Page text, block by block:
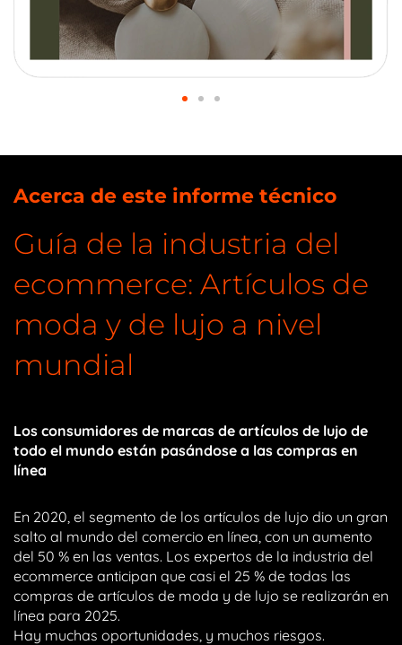
Acerca de este informe técnico
Guía de la industria del
ecommerce: Artículos de
moda y de lujo a nivel
mundial
Los consumidores de marcas de artículos de lujo de
todo el mundo están pasándose a las compras en
línea
En 2020, el segmento de los artículos de lujo dio un gran
salto al mundo del comercio en línea, con un aumento
del 50 % en las ventas. Los expertos de la industria del
ecommerce anticipan que casi el 25 % de todas las
compras de artículos de moda y de lujo se realizarán en
línea para 2025.
Hay muchas oportunidades, y muchos riesgos.